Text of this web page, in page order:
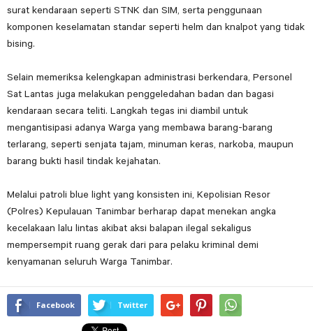
surat kendaraan seperti STNK dan SIM, serta penggunaan
komponen keselamatan standar seperti helm dan knalpot yang tidak
bising.
Selain memeriksa kelengkapan administrasi berkendara, Personel
Sat Lantas juga melakukan penggeledahan badan dan bagasi
kendaraan secara teliti. Langkah tegas ini diambil untuk
mengantisipasi adanya Warga yang membawa barang-barang
terlarang, seperti senjata tajam, minuman keras, narkoba, maupun
barang bukti hasil tindak kejahatan.
Melalui patroli blue light yang konsisten ini, Kepolisian Resor
(Polres) Kepulauan Tanimbar berharap dapat menekan angka
kecelakaan lalu lintas akibat aksi balapan ilegal sekaligus
mempersempit ruang gerak dari para pelaku kriminal demi
kenyamanan seluruh Warga Tanimbar.
Facebook Twitter